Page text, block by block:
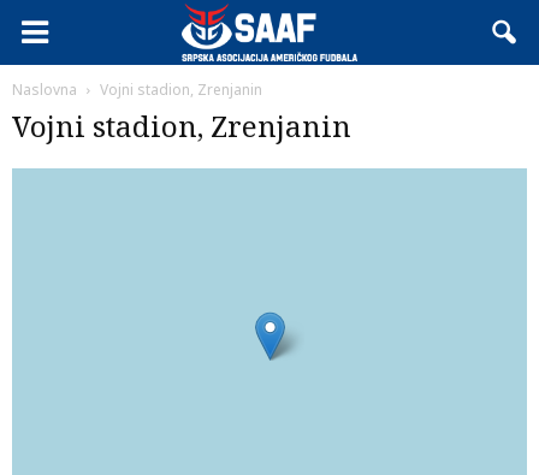
Naslovna Vojni stadion, Zrenjanin
Vojni stadion, Zrenjanin